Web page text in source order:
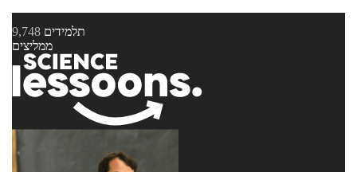
9,748 תלמידים
ממליצים